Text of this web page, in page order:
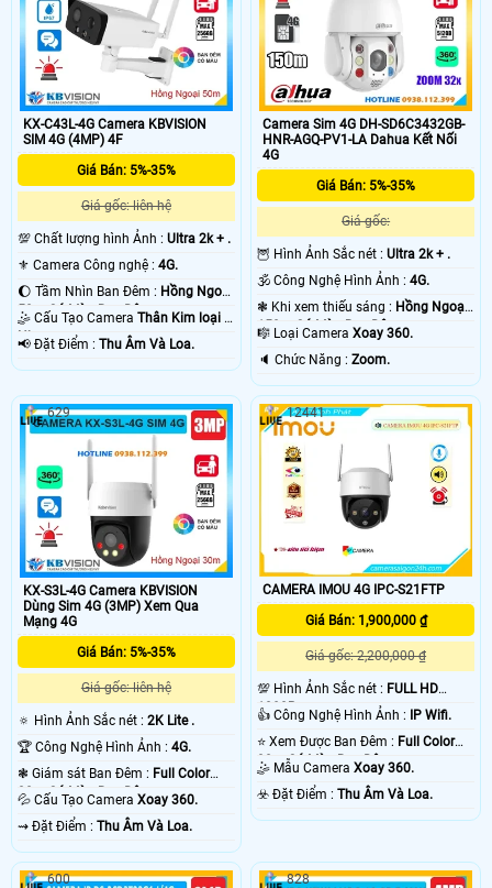
ngoại tầm xa 50m công nghệ
WizColor có màu ban đêm. Với
chuẩn camera hoạt động bền bỉ
trong mọi điều kiện thời tiết giá rẻ.
thông minh. Camera còn tích hợp
khe thẻ nhớ hỗ trợ tối đa 256GB phù
hợp lắp đặt ở mọi nơi không cần Wi-
Fi giá rẻ.
KX-C43L-4G Camera KBVISION
SIM 4G (4MP) 4F
Giá Bán: 5%-35%
Giá gốc: liên hệ
💯 Chất lượng hình Ảnh : Ultra 2k + .
⚜️ Camera Công nghệ : 4G.
🌔 Tầm Nhìn Ban Đêm : Hồng Ngoại
50m Có Màu Ban Ðêm.
🤹 Cấu Tạo Camera Thân Kim loại +
Nhựa.
️📢 Đặt Điểm : Thu Âm Và Loa.
Camera Sim 4G DH-SD6C3432GB-
HNR-AGQ-PV1-LA Dahua Kết Nối
4G
Giá Bán: 5%-35%
Giá gốc:
🦉 Hình Ảnh Sắc nét :Ultra 2k + .
🕉️ Công Nghệ Hình Ảnh :4G.
❃ Khi xem thiếu sáng : Hồng Ngoại
150m Có Màu Ban Ðêm.
🎼️ Loại CameraXoay 360.
️🔈 Chức Năng :Zoom.
KX-S3L-4G Camera KBVISION
Dùng Sim 4G (3MP) Xem Qua
Mạng 4G
Giá Bán: 5%-35%
Giá gốc: liên hệ
🔅 Hình Ảnh Sắc nét : 2K Lite .
🏆 Công Nghệ Hình Ảnh : 4G.
❃ Giám sát Ban Đêm : Full Color
30m Có Màu Ban Ðêm.
💦 Cấu Tạo Camera Xoay 360.
️⇝ Đặt Điểm : Thu Âm Và Loa.
629
CAMERA IMOU 4G IPC-S21FTP
Giá Bán: 1,900,000 ₫
Giá gốc: 2,200,000 ₫
💯 Hình Ảnh Sắc nét : FULL HD
1080P .
👍 Công Nghệ Hình Ảnh :
IP Wifi.
⭐ Xem Được Ban Đêm : Full Color
30m Có Màu Ban Ðêm.
🤹 Mẫu CameraXoay 360.
️☣️ Đặt Điểm :Thu Âm Và Loa.
12441
600 828